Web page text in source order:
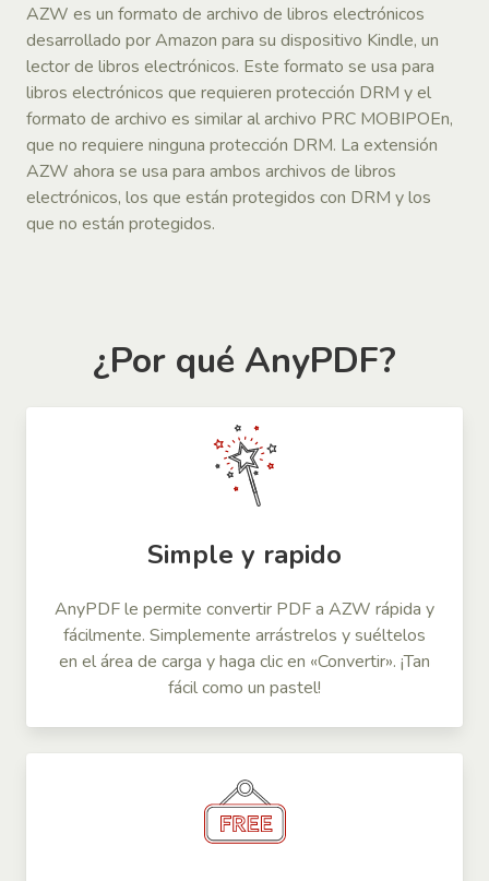
AZW es un formato de archivo de libros electrónicos
desarrollado por Amazon para su dispositivo Kindle, un
lector de libros electrónicos. Este formato se usa para
libros electrónicos que requieren protección DRM y el
formato de archivo es similar al archivo PRC MOBIPOEn,
que no requiere ninguna protección DRM. La extensión
AZW ahora se usa para ambos archivos de libros
electrónicos, los que están protegidos con DRM y los
que no están protegidos.
¿Por qué AnyPDF?
Simple y rapido
AnyPDF le permite convertir PDF a AZW rápida y
fácilmente. Simplemente arrástrelos y suéltelos
en el área de carga y haga clic en «Convertir». ¡Tan
fácil como un pastel!